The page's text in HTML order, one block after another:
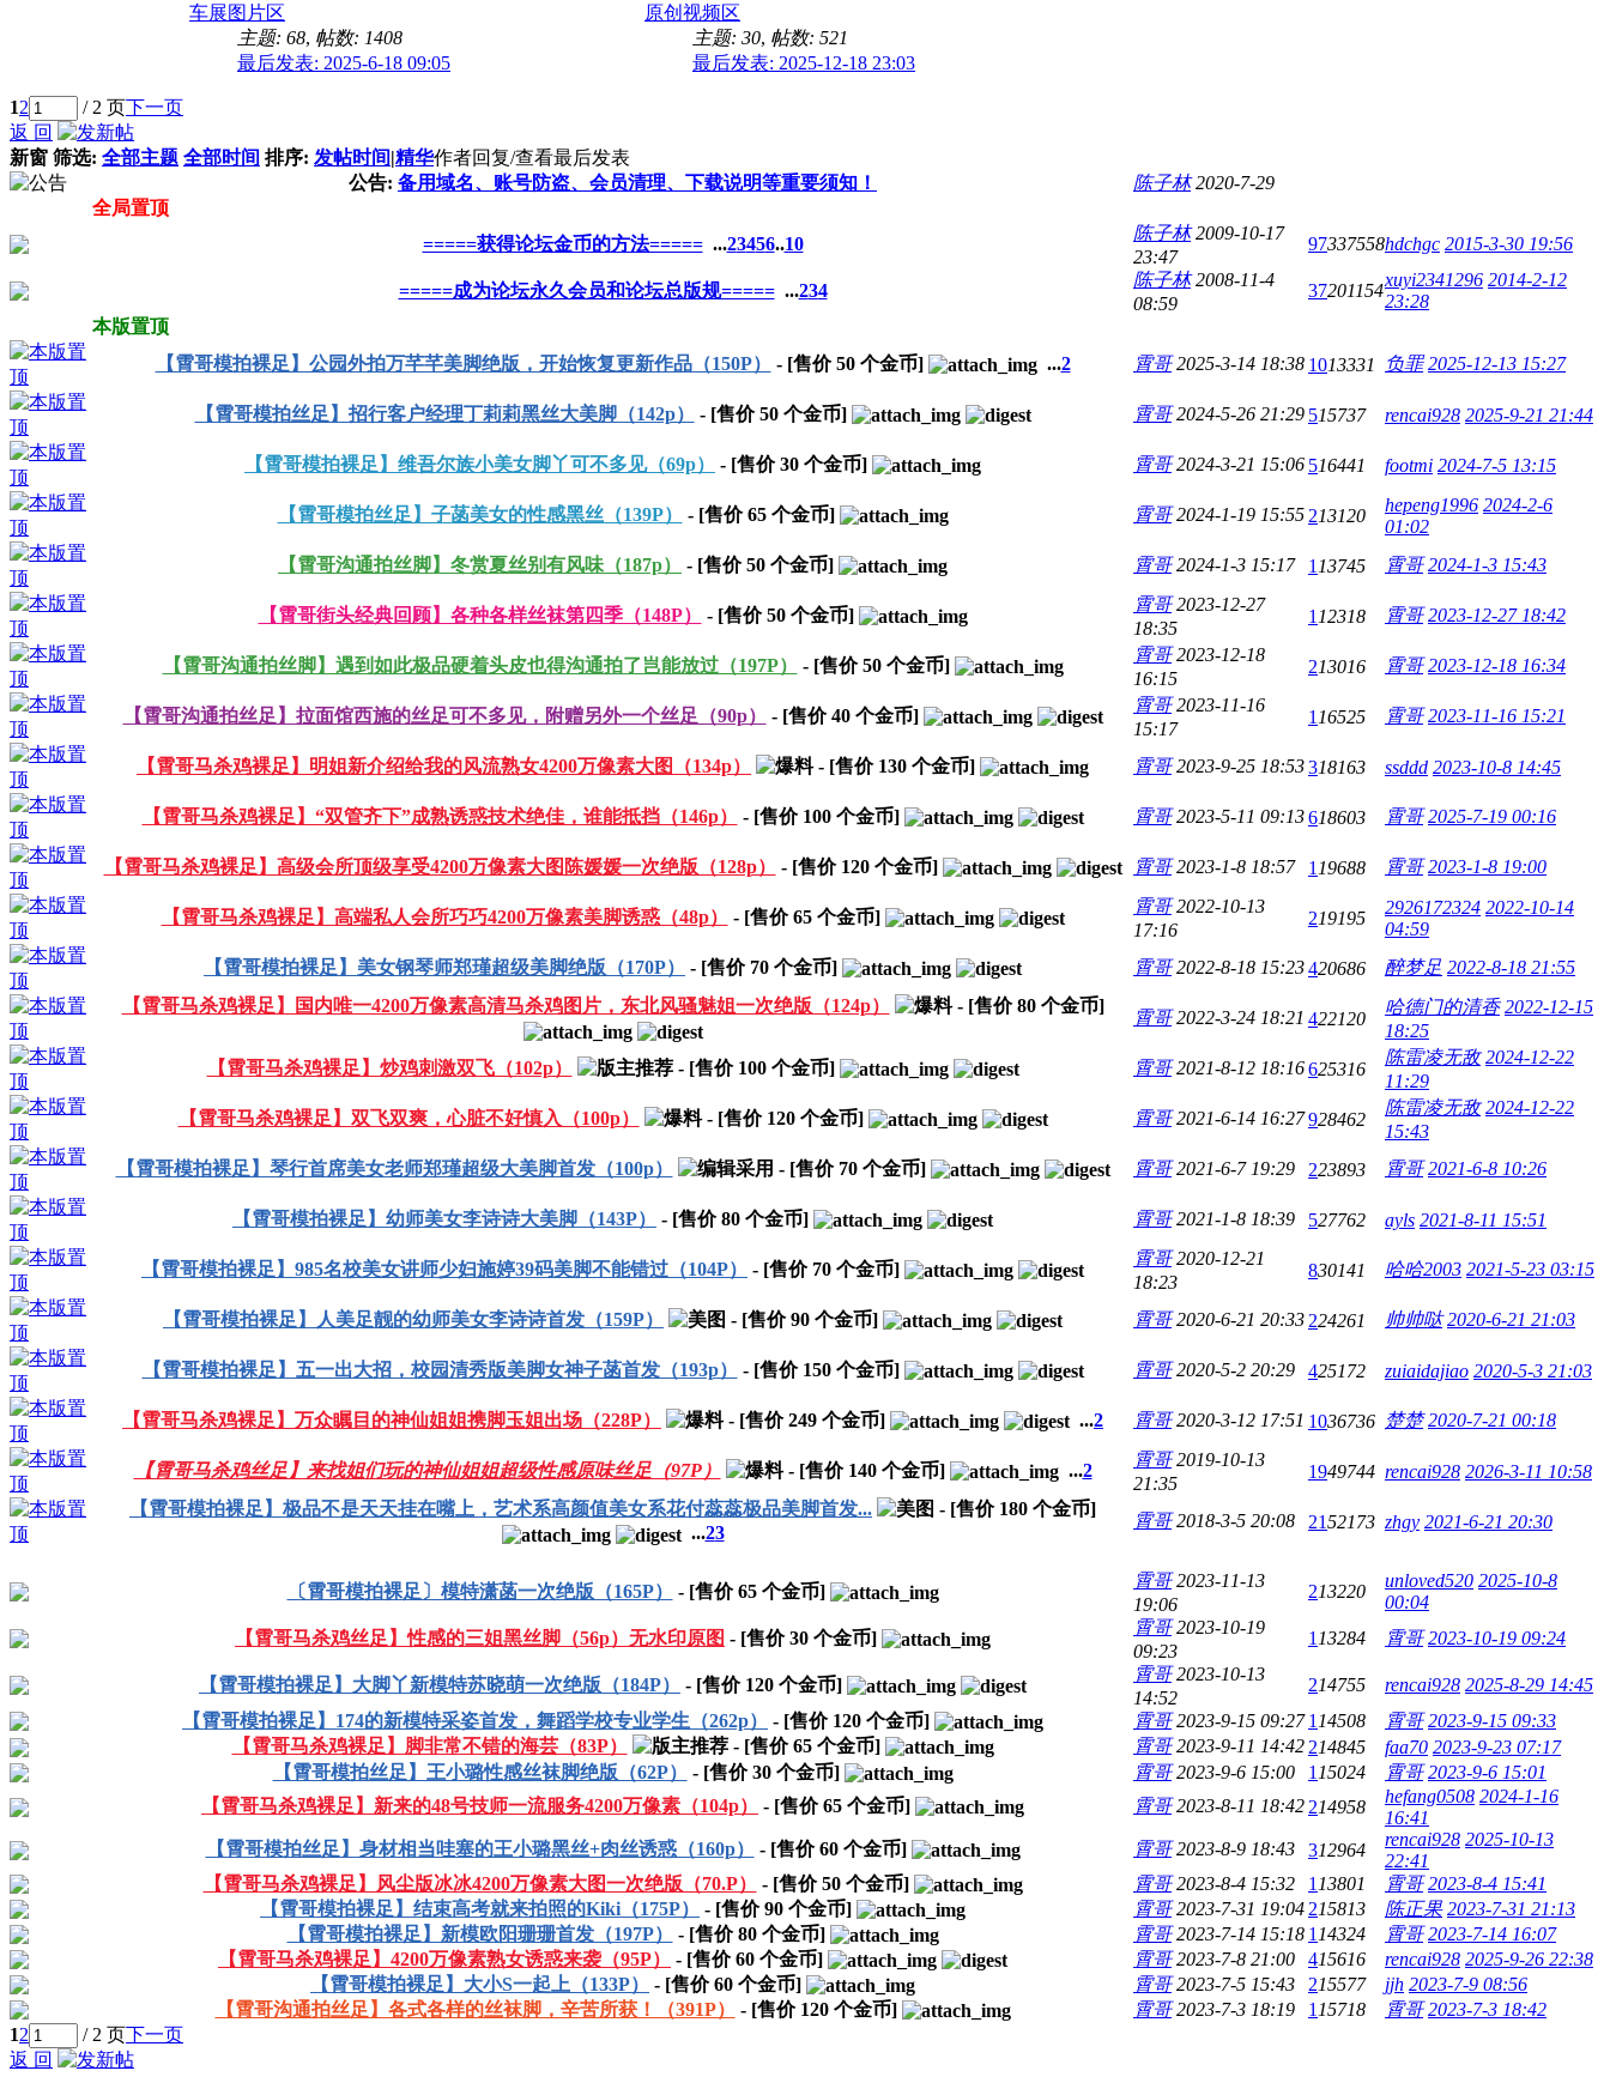
车展图片区
主题: 68, 帖数: 1408
最后发表: 2025-6-18 09:05
原创视频区
主题: 30, 帖数: 521
最后发表: 2025-12-18 23:03
12 / 2 页下一页
返 回
新窗 筛选: 全部主题 全部时间 排序: 发帖时间|精华作者回复/查看最后发表
公告: 备用域名、账号防盗、会员清理、下载说明等重要须知！ 陈子林 2020-7-29
全局置顶
=====获得论坛金币的方法===== ...23456..10
陈子林 2009-10-17
23:47
97337558hdchgc 2015-3-30 19:56
=====成为论坛永久会员和论坛总版规===== ...234
陈子林 2008-11-4
08:59
37201154
xuyi2341296 2014-2-12
23:28
本版置顶
【霄哥模拍裸足】公园外拍万芊芊美脚绝版，开始恢复更新作品（150P）
- [售价50个金币] ...2 霄哥 2025-3-14 18:38 1013331 负罪 2025-12-13 15:27
【霄哥模拍丝足】招行客户经理丁莉莉黑丝大美脚（142p） - [售价50个金币] 霄哥 2024-5-26 21:29 515737 rencai928 2025-9-21 21:44
【霄哥模拍裸足】维吾尔族小美女脚丫可不多见（69p） - [售价30 个金币] 霄哥 2024-3-21 15:06 516441 footmi 2024-7-5 13:15
【霄哥模拍丝足】子菡美女的性感黑丝（139P） - [售价65个金币] 霄哥 2024-1-19 15:55 213120
hepeng1996 2024-2-6
01:02
【霄哥沟通拍丝脚】冬赏夏丝别有风味（187p）
- [售价50 个金币] 霄哥 2024-1-3 15:17 1 13745 霄哥 2024-1-3 15:43
【霄哥街头经典回顾】各种各样丝袜第四季（148P） - [售价50个金币]
霄哥 2023-12-27
18:35
1 12318 霄哥 2023-12-27 18:42
【霄哥沟通拍丝脚】遇到如此极品硬着头皮也得沟通拍了岂能放过（197P） - [售价50个金币]
霄哥 2023-12-18
16:15
213016 霄哥 2023-12-18 16:34
【霄哥沟通拍丝足】拉面馆西施的丝足可不多见，附赠另外一个丝足（90p） - [售价40个金币]
霄哥 2023-11-16
15:17
1 16525 霄哥 2023-11-16 15:21
【霄哥马杀鸡裸足】明姐新介绍给我的风流熟女4200万像素大图（134p） - [售价 130 个金币] 霄哥 2023-9-25 18:53318163 ssddd 2023-10-8 14:45
【霄哥马杀鸡裸足】“双管齐下”成熟诱惑技术绝佳，谁能抵挡（146p） - [售价 100个金币] 霄哥 2023-5-11 09:13618603 霄哥 2025-7-19 00:16
【霄哥马杀鸡裸足】高级会所顶级享受4200万像素大图陈媛媛一次绝版（128p） - [售价 120个金币] 霄哥 2023-1-8 18:57 1 19688 霄哥 2023-1-8 19:00
【霄哥马杀鸡裸足】高端私人会所巧巧4200万像素美脚诱惑（48p） - [售价65个金币]
霄哥 2022-10-13
17:16
219195
2926172324 2022-10-14
04:59
【霄哥模拍裸足】美女钢琴师郑瑾超级美脚绝版（170P）
- [售价 70 个金币] 霄哥 2022-8-18 15:23420686 醉梦足 2022-8-18 21:55
【霄哥马杀鸡裸足】国内唯一4200万像素高清马杀鸡图片，东北风骚魅姐一次绝版（124p）
- [售价80个金币]
霄哥 2022-3-24 18:21 422120
哈德门的清香 2022-12-15
18:25
【霄哥马杀鸡裸足】炒鸡刺激双飞（102p）
- [售价 100个金币] 霄哥 2021-8-12 18:16625316
陈雷凌无敌 2024-12-22
11:29
【霄哥马杀鸡裸足】双飞双爽，心脏不好慎入（100p）
- [售价 120个金币] 霄哥 2021-6-14 16:27928462
陈雷凌无敌 2024-12-22
15:43
【霄哥模拍裸足】琴行首席美女老师郑瑾超级大美脚首发（100p）
- [售价 70个金币] 霄哥 2021-6-7 19:29 223893 霄哥 2021-6-8 10:26
【霄哥模拍裸足】幼师美女李诗诗大美脚（143P） - [售价80 个金币] 霄哥 2021-1-8 18:39 527762 ayls 2021-8-11 15:51
【霄哥模拍裸足】985名校美女讲师少妇施婷39码美脚不能错过（104P） - [售价 70 个金币]
霄哥 2020-12-21
18:23
830141 哈哈2003 2021-5-23 03:15
【霄哥模拍裸足】人美足靓的幼师美女李诗诗首发（159P） - [售价90 个金币] 霄哥 2020-6-21 20:33 224261 帅帅哒 2020-6-21 21:03
【霄哥模拍裸足】五一出大招，校园清秀版美脚女神子菡首发（193p） - [售价 150个金币] 霄哥 2020-5-2 20:29 425172 zuiaidajiao 2020-5-3 21:03
【霄哥马杀鸡裸足】万众瞩目的神仙姐姐携脚玉姐出场（228P） - [售价249 个金币] ...2 霄哥 2020-3-12 17:51 1036736 楚楚 2020-7-21 00:18
【霄哥马杀鸡丝足】来找姐们玩的神仙姐姐超级性感原味丝足（97P） - [售价 140个金币] ...2
霄哥 2019-10-13
21:35
1949744 rencai928 2026-3-11 10:58
【霄哥模拍裸足】极品不是天天挂在嘴上，艺术系高颜值美女系花付蕊蕊极品美脚首发...
- [售价 180 个金币]
...23
霄哥 2018-3-5 20:08 2152173 zhgy 2021-6-21 20:30
〔霄哥模拍裸足〕模特潇菡一次绝版（165P） - [售价65个金币]
霄哥 2023-11-13
19:06
213220
unloved520 2025-10-8
00:04
【霄哥马杀鸡丝足】性感的三姐黑丝脚（56p）无水印原图 - [售价30 个金币]
霄哥 2023-10-19
09:23
1 13284 霄哥 2023-10-19 09:24
【霄哥模拍裸足】大脚丫新模特苏晓萌一次绝版（184P） - [售价 120 个金币]
霄哥 2023-10-13
14:52
214755 rencai928 2025-8-29 14:45
【霄哥模拍裸足】174的新模特采姿首发，舞蹈学校专业学生（262p）
- [售价 120 个金币] 霄哥 2023-9-15 09:27 1 14508 霄哥 2023-9-15 09:33
【霄哥马杀鸡裸足】脚非常不错的海芸（83P）
- [售价65个金币] 霄哥 2023-9-11 14:42 214845 faa70 2023-9-23 07:17
【霄哥模拍丝足】王小璐性感丝袜脚绝版（62P）
- [售价30个金币] 霄哥 2023-9-6 15:00 1 15024 霄哥 2023-9-6 15:01
【霄哥马杀鸡裸足】新来的48号技师一流服务4200万像素（104p）
- [售价65 个金币] 霄哥 2023-8-11 18:42 214958
hefang0508 2024-1-16
16:41
【霄哥模拍丝足】身材相当哇塞的王小璐黑丝+肉丝诱惑（160p）
- [售价60个金币] 霄哥 2023-8-9 18:43 312964
rencai928 2025-10-13
22:41
【霄哥马杀鸡裸足】风尘版冰冰4200万像素大图一次绝版（70.P）
- [售价50个金币] 霄哥 2023-8-4 15:32 1 13801 霄哥 2023-8-4 15:41
【霄哥模拍裸足】结束高考就来拍照的Kiki（175P）
- [售价90 个金币] 霄哥 2023-7-31 19:04 215813 陈正果 2023-7-31 21:13
【霄哥模拍裸足】新模欧阳珊珊首发（197P）
- [售价80个金币] 霄哥 2023-7-14 15:18 1 14324 霄哥 2023-7-14 16:07
【霄哥马杀鸡裸足】4200万像素熟女诱惑来袭（95P）
- [售价60 个金币] 霄哥 2023-7-8 21:00 415616 rencai928 2025-9-26 22:38
【霄哥模拍裸足】大小S一起上（133P）
- [售价60 个金币] 霄哥 2023-7-5 15:43 215577 jjh 2023-7-9 08:56
【霄哥沟通拍丝足】各式各样的丝袜脚，辛苦所获！（391P）
- [售价 120个金币] 霄哥 2023-7-3 18:19 1 15718 霄哥 2023-7-3 18:42
12 / 2 页下一页
返 回